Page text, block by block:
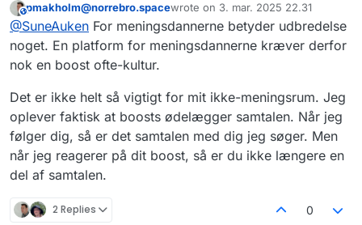
Jeg så meget gerne at
meningsdanmark gjorde sig fri af
techkapitalisterne - også dem der har
skudt penge i Bluesky. Jeg tror godt
at Fediverset kunne være den rigtige
Jeg vil også gerne være en del af
meningsmenneskerne, men jeg er
også virkelig glad for at have et rum
meninger. Lige nu betyder dette rum
mest for mig, men jeg tror godt at de
med en indsats kan sameksistere
(med vandtætte skotter mellem)
This user is from outside of this forum
pmakholm@norrebro.spacewrote on 3. mar. 2025 22.31
sidst redigeret af
@SuneAuken For meningsdannerne betyder udbredelse
noget. En platform for meningsdannerne kræver derfor
nok en boost ofte-kultur.
Det er ikke helt så vigtigt for mit ikke-meningsrum. Jeg
oplever faktisk at boosts ødelægger samtalen. Når jeg
følger dig, så er det samtalen med dig jeg søger. Men
når jeg reagerer på dit boost, så er du ikke længere en
del af samtalen.
2 Replies 0